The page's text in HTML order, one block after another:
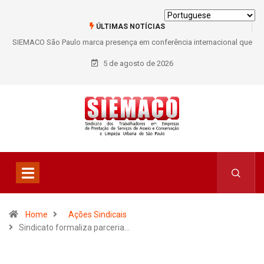
ÚLTIMAS NOTÍCIAS
SIEMACO São Paulo marca presença em conferência internacional que
debate os desafios do setor de limpeza e segurança
5 de agosto de 2026
Home
Ações Sindicais
Sindicato formaliza parceria…